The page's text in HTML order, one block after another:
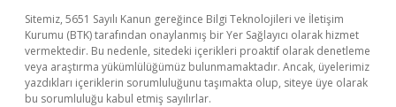
Sitemiz, 5651 Sayılı Kanun gereğince Bilgi Teknolojileri ve İletişim
Kurumu (BTK) tarafından onaylanmış bir Yer Sağlayıcı olarak hizmet
vermektedir. Bu nedenle, sitedeki içerikleri proaktif olarak denetleme
veya araştırma yükümlülüğümüz bulunmamaktadır. Ancak, üyelerimiz
yazdıkları içeriklerin sorumluluğunu taşımakta olup, siteye üye olarak
bu sorumluluğu kabul etmiş sayılırlar.